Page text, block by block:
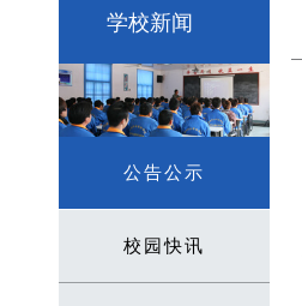
学校新闻
公告公示
校园快讯